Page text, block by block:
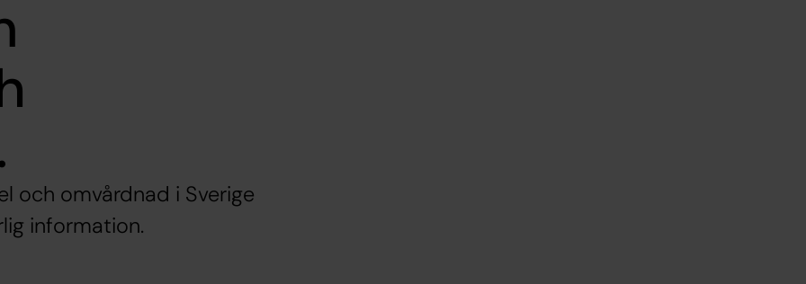
och omvårdnad i Sverige
information.